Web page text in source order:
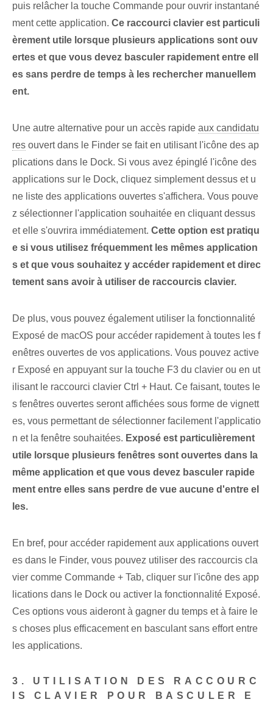
puis relâcher la touche Commande pour ouvrir instantané
ment cette application. Ce raccourci clavier est particuli
èrement utile lorsque plusieurs applications sont ouv
ertes et que vous devez basculer rapidement entre ell
es sans perdre de temps à les rechercher manuellem
ent.
Une autre alternative pour un accès rapide aux candidatu
res ouvert dans le Finder se fait en utilisant⁤ l'icône des ap
plications dans le‌ Dock. Si vous avez épinglé l'icône des
applications sur le Dock, cliquez simplement dessus⁤ et u
ne liste des applications ouvertes s'affichera. Vous pouve
z sélectionner l'application souhaitée en cliquant dessus
et elle s'ouvrira immédiatement. Cette option est pratiqu
e si vous utilisez fréquemment les mêmes application
s et que vous souhaitez y accéder rapidement et direc
tement sans avoir à utiliser de raccourcis clavier.
De plus, vous pouvez également utiliser la fonctionnalité
Exposé de macOS pour accéder rapidement à toutes les f
enêtres ouvertes de vos applications. Vous pouvez active
r Exposé en appuyant sur la touche F3 du clavier ou en ut
ilisant le raccourci clavier Ctrl + Haut. Ce faisant, toutes le
s fenêtres ouvertes seront affichées sous forme de vignett
es, vous permettant de sélectionner facilement l'applicatio
n et la fenêtre souhaitées. Exposé est particulièrement
utile ⁢lorsque plusieurs⁤ fenêtres sont ouvertes dans la
même⁤ application et que vous devez basculer rapide
ment entre elles sans perdre de vue aucune d'entre el
les.
En bref, pour accéder rapidement aux applications ouvert
es dans le Finder, vous pouvez utiliser des raccourcis cla
vier comme Commande + Tab, cliquer sur l'icône des app
lications dans le Dock ou activer la fonctionnalité Exposé.
Ces options vous aideront à gagner du temps et à faire le
s choses plus efficacement en basculant sans effort entre
les applications.
3. UTILISATION DES RACCOURC
IS CLAVIER POUR BASCULER E